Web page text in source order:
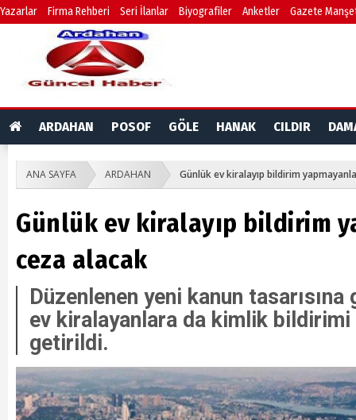
Yazarlar Firma Rehberi Seri İlanlar Biyografiler Anketler Gazete
ARDAHAN POSOF GÖLE HANAK CILDIR
ANA SAYFA ARDAHAN Günlük ev kiralayıp bildirim
Günlük ev kiralayıp bildirim
ceza alacak
Düzenlenen yeni kanun
ev kiralayanlara da kimlik bildirimi
getirildi.